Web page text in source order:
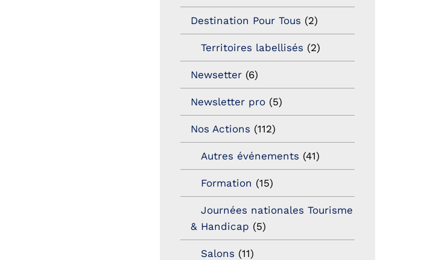
Destination Pour Tous (2)
Territoires labellisés (2)
Newsetter (6)
Newsletter pro (5)
Nos Actions (112)
Autres événements (41)
Formation (15)
Journées nationales Tourisme
& Handicap (5)
Salons (11)